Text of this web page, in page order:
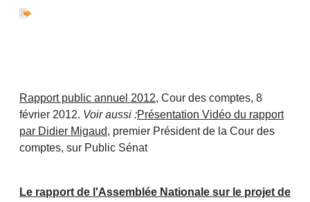
Rapport public annuel 2012, Cour des comptes, 8
février 2012. Voir aussi :Présentation Vidéo du rapport
par Didier Migaud, premier Président de la Cour des
comptes, sur Public Sénat
Le rapport de l'Assemblée Nationale sur le projet de